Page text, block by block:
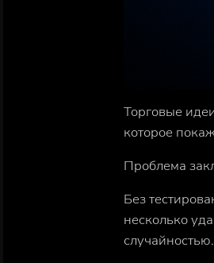
Торговые
которое
Проблема
Без
несколько
случайностью.